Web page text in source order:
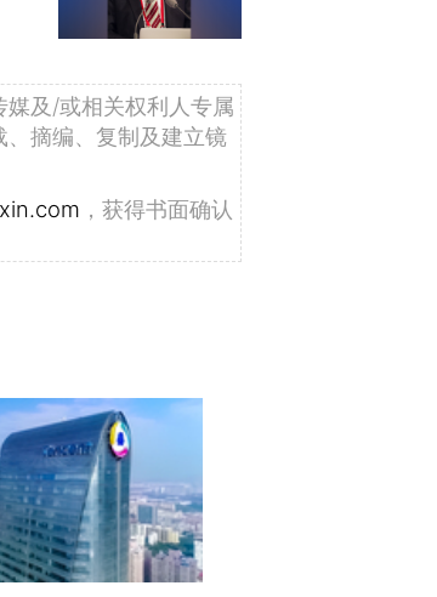
及/或相关权利人专属
摘编、复制及建立镜
，获得书面确认